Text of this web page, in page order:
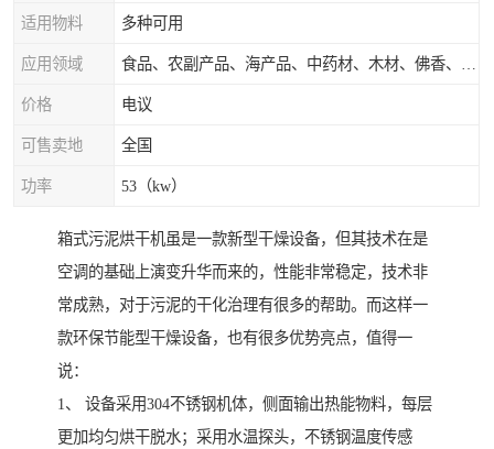
适用物料 多种可用
应用领域
价格 电议
可售卖地 全国
功率 53（kw）
箱式污泥烘干机虽是一款新型干燥设备，但其技术在是
空调的基础上演变升华而来的，性能非常稳定，技术非
常成熟，对于污泥的干化治理有很多的帮助。而这样一
款环保节能型干燥设备，也有很多优势亮点，值得一
说：
1、 设备采用304不锈钢机体，侧面输出热能物料，每层
更加均匀烘干脱水；采用水温探头，不锈钢温度传感